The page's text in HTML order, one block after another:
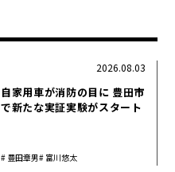
自家用車が消防の目に 豊田市
で新たな実証実験がスタート
豊田章男 富川悠太
2026.08.03